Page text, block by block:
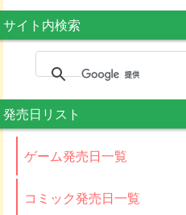
サイト内検索
発売日リスト
ゲーム発売日一覧
コミック発売日一覧